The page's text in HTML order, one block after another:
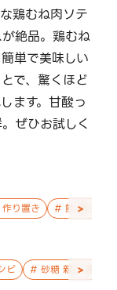
鶏むね肉ソテ
絶品。鶏むね
単で美味しい
で、驚くほど
ます。甘酸っ
ぜひお試しく
り置き # 鮭 親子 作
>
ピ # 砂糖 親子 週末の
>